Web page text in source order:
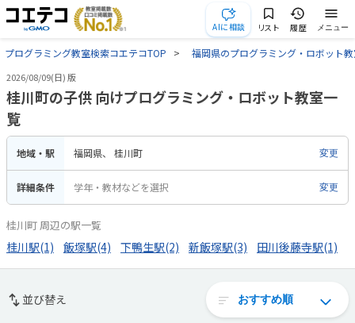
AIに相談 リスト 履歴 メニュー
プログラミング教室検索コエテコTOP 福岡県のプログラミング・ロボット
2026/08/09(日) 版
桂川町の子供 向けプログラミング・ロボット教室一
覧
地域・駅 福岡県 桂川町 変更
詳細条件 学年・教材などを選択 変更
桂川町 周辺の駅一覧
桂川駅(1) 飯塚駅(4) 下鴨生駅(2) 新飯塚駅(3) 田川後藤寺駅(1)
並び替え